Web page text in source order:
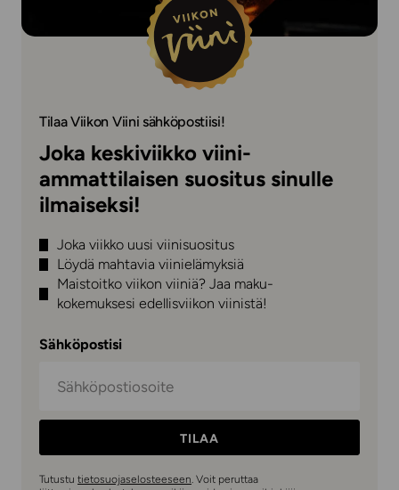
Tilaa Viikon Viini sähköpostiisi!
Joka keskiviikko viini-
ammattilaisen suositus sinulle
ilmaiseksi!
Joka viikko uusi viinisuositus
Löydä mahtavia viinielämyksiä
Maistoitko viikon viiniä? Jaa maku-
kokemuksesi edellisviikon viinistä!
Sähköpostisi
TILAA
Tutustu tietosuojaselosteeseen. Voit peruttaa